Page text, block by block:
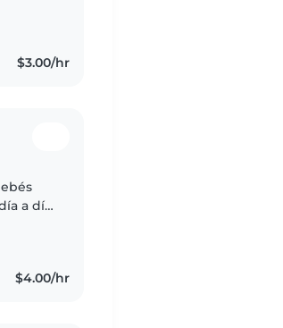
$3.00/hr
a día
$4.00/hr